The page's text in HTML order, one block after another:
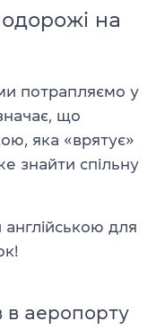
на
потрапляємо у
що
яка «врятує»
знайти спільну
для
в аеропорту